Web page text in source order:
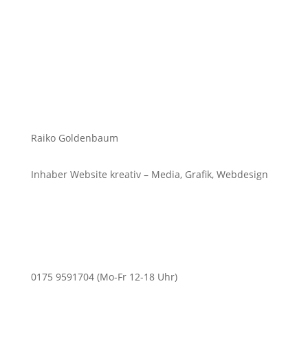
Raiko Goldenbaum
Inhaber Website kreativ – Media, Grafik, Webdesign
0175 9591704 (Mo-Fr 12-18 Uhr)